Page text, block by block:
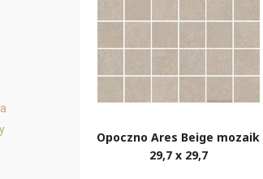
Opoczno Ares Beige mozaik
29,7 x 29,7